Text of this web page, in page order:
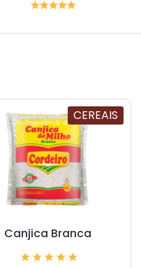
CEREAIS
Canjica Branca